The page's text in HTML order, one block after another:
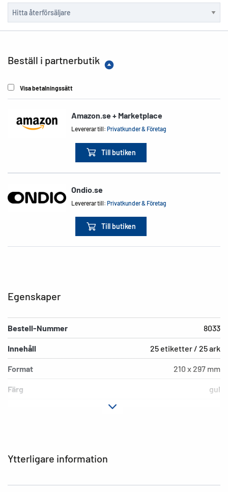
Beställ i partnerbutik
Visa betalningssätt
Amazon.se + Marketplace
Levererar till:Privatkunder & Företag
Till butiken
Ondio.se
Levererar till:Privatkunder & Företag
Till butiken
Ytterligare information
Egenskaper
Bestell-Nummer 8033
Innehåll 25 etiketter / 25 ark
Format 210 x 297 mm
Färg gul